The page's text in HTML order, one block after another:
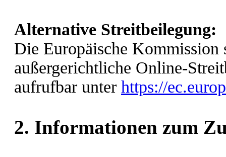
Alternative Streitbeilegung:
Die Europäische
außergerichtliche Online-
aufrufbar unter https://
2. Informationen zum